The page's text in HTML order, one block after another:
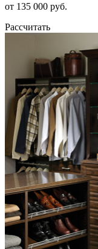
от 135 000 руб.
Рассчитать